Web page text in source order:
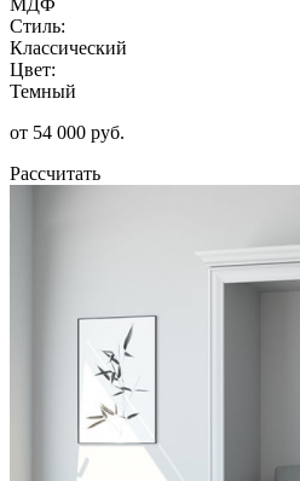
Стиль:
Классический
Цвет:
Темный
от 54 000 руб.
Рассчитать